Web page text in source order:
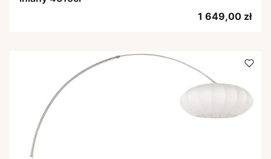
Cena
1 649,00 zł